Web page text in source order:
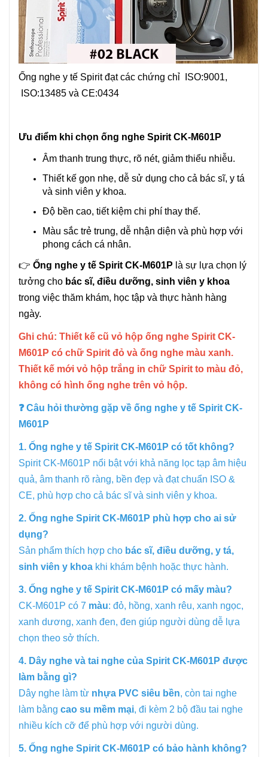
Ống nghe y tế Spirit đạt các chứng chỉ ISO:9001,
ISO:13485 và CE:0434
Ưu điểm khi chọn ống nghe Spirit CK-M601P
Âm thanh trung thực, rõ nét, giảm thiểu nhiễu.
Thiết kế gọn nhẹ, dễ sử dụng cho cả bác sĩ, y tá
và sinh viên y khoa.
Độ bền cao, tiết kiệm chi phí thay thế.
Màu sắc trẻ trung, dễ nhận diện và phù hợp với
phong cách cá nhân.
👉 Ống nghe y tế Spirit CK-M601P là sự lựa chọn lý
tưởng cho bác sĩ, điều dưỡng, sinh viên y khoa
trong việc thăm khám, học tập và thực hành hàng
ngày.
Ghi chú: Thiết kế cũ vỏ hộp ống nghe Spirit CK-
M601P có chữ Spirit đỏ và ống nghe màu xanh.
Thiết kế mới vỏ hộp trắng in chữ Spirit to màu đỏ,
không có hình ống nghe trên vỏ hộp.
❓Câu hỏi thường gặp về ống nghe y tế Spirit CK-
M601P
1. Ống nghe y tế Spirit CK-M601P có tốt không?
Spirit CK-M601P nổi bật với khả năng lọc tạp âm hiệu
quả, âm thanh rõ ràng, bền đẹp và đạt chuẩn ISO &
CE, phù hợp cho cả bác sĩ và sinh viên y khoa.
2. Ống nghe Spirit CK-M601P phù hợp cho ai sử
dụng?
Sản phẩm thích hợp cho bác sĩ, điều dưỡng, y tá,
sinh viên y khoa khi khám bệnh hoặc thực hành.
3. Ống nghe y tế Spirit CK-M601P có mấy màu?
CK-M601P có 7 màu: đỏ, hồng, xanh rêu, xanh ngọc,
xanh dương, xanh đen, đen giúp người dùng dễ lựa
chọn theo sở thích.
4. Dây nghe và tai nghe của Spirit CK-M601P được
làm bằng gì?
Dây nghe làm từ nhựa PVC siêu bền, còn tai nghe
làm bằng cao su mềm mại, đi kèm 2 bộ đầu tai nghe
nhiều kích cỡ để phù hợp với người dùng.
5. Ống nghe Spirit CK-M601P có bảo hành không?